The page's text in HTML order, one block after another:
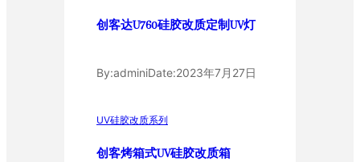
创客达U760硅胶改质定制UV灯
By:adminiDate:2023年7月27日
UV硅胶改质系列
创客烤箱式UV硅胶改质箱